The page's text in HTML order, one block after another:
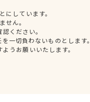
しています。
せん。
ください。
一切負わないものとします。
うお願いいたします。